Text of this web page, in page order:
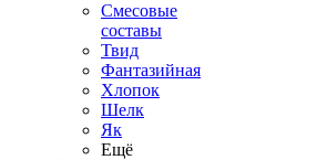
Смесовые
составы
Твид
Фантазийная
Хлопок
Шелк
Як
Ещё